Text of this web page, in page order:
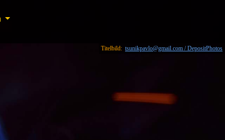
Titelbild: tsunikpavlo@gmail.com / DepositPhotos